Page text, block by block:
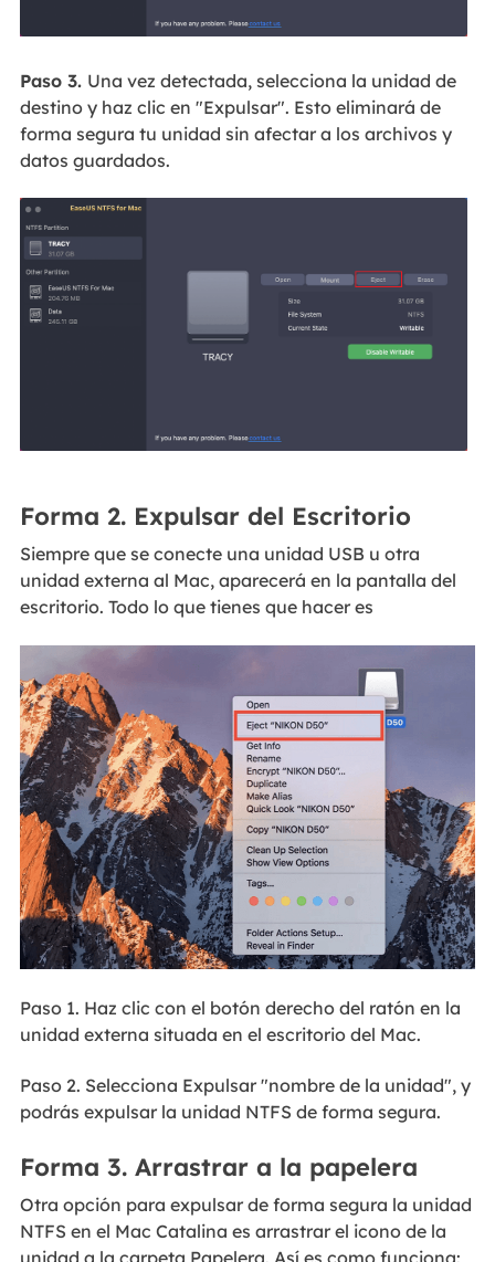
Paso 3. Una vez detectada, selecciona la unidad de
destino y haz clic en "Expulsar". Esto eliminará de
forma segura tu unidad sin afectar a los archivos y
datos guardados.
Forma 2. Expulsar del Escritorio
Siempre que se conecte una unidad USB u otra
unidad externa al Mac, aparecerá en la pantalla del
escritorio. Todo lo que tienes que hacer es
Paso 1. Haz clic con el botón derecho del ratón en la
unidad externa situada en el escritorio del Mac.
Paso 2. Selecciona Expulsar "nombre de la unidad", y
podrás expulsar la unidad NTFS de forma segura.
Forma 3. Arrastrar a la papelera
Otra opción para expulsar de forma segura la unidad
NTFS en el Mac Catalina es arrastrar el icono de la